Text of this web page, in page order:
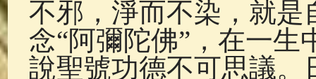
不邪，淨而不染，就是
念“阿彌陀佛”，在一
說聖號功德不可思議